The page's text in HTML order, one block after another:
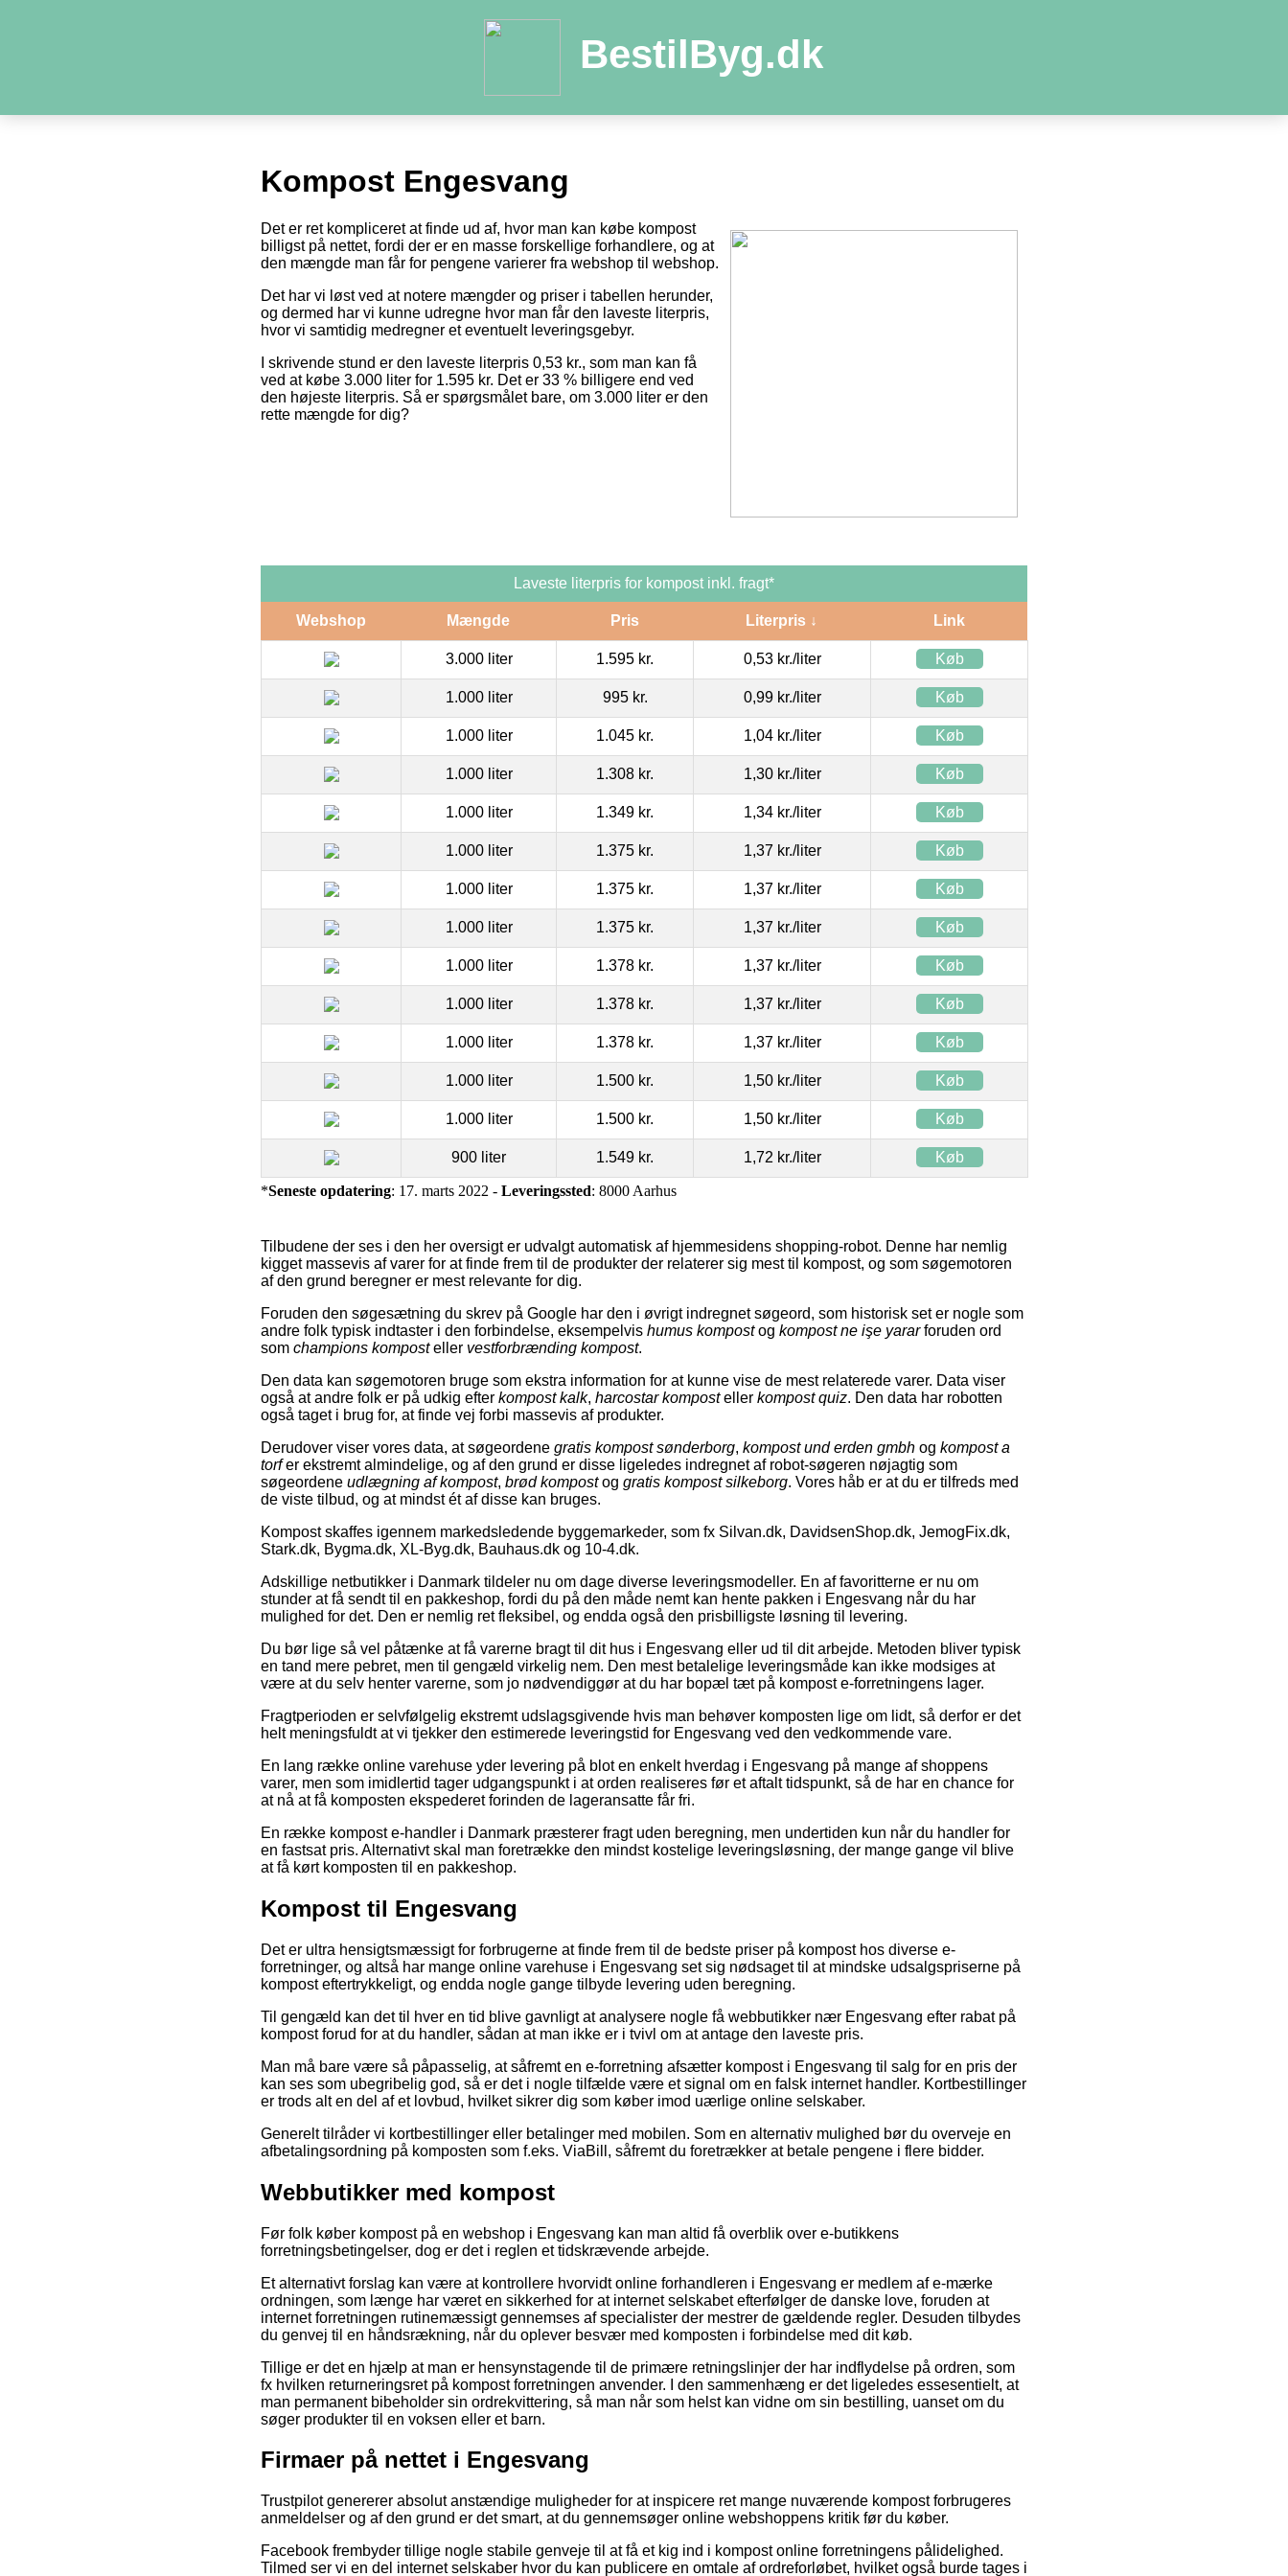
BestilByg.dk
Kompost Engesvang
Det er ret kompliceret at finde ud af, hvor man kan købe kompost
billigst på nettet, fordi der er en masse forskellige forhandlere, og at
den mængde man får for pengene varierer fra webshop til webshop.
Det har vi løst ved at notere mængder og priser i tabellen herunder,
og dermed har vi kunne udregne hvor man får den laveste literpris,
hvor vi samtidig medregner et eventuelt leveringsgebyr.
I skrivende stund er den laveste literpris 0,53 kr., som man kan få
ved at købe 3.000 liter for 1.595 kr. Det er 33 % billigere end ved
den højeste literpris. Så er spørgsmålet bare, om 3.000 liter er den
rette mængde for dig?
Laveste literpris for kompost inkl. fragt*
Webshop Mængde Pris Literpris ↓ Link
3.000 liter 1.595 kr. 0,53 kr./liter Køb
1.000 liter 995 kr. 0,99 kr./liter Køb
1.000 liter 1.045 kr. 1,04 kr./liter Køb
1.000 liter 1.308 kr. 1,30 kr./liter Køb
1.000 liter 1.349 kr. 1,34 kr./liter Køb
1.000 liter 1.375 kr. 1,37 kr./liter Køb
1.000 liter 1.375 kr. 1,37 kr./liter Køb
1.000 liter 1.375 kr. 1,37 kr./liter Køb
1.000 liter 1.378 kr. 1,37 kr./liter Køb
1.000 liter 1.378 kr. 1,37 kr./liter Køb
1.000 liter 1.378 kr. 1,37 kr./liter Køb
1.000 liter 1.500 kr. 1,50 kr./liter Køb
1.000 liter 1.500 kr. 1,50 kr./liter Køb
900 liter 1.549 kr. 1,72 kr./liter Køb
*Seneste opdatering: 17. marts 2022 - Leveringssted: 8000 Aarhus
Tilbudene der ses i den her oversigt er udvalgt automatisk af hjemmesidens shopping-robot. Denne har nemlig
kigget massevis af varer for at finde frem til de produkter der relaterer sig mest til kompost, og som søgemotoren
af den grund beregner er mest relevante for dig.
Foruden den søgesætning du skrev på Google har den i øvrigt indregnet søgeord, som historisk set er nogle som
andre folk typisk indtaster i den forbindelse, eksempelvis humus kompostog kompost ne işe yararforuden ord
som champions komposteller vestforbrænding kompost.
Den data kan søgemotoren bruge som ekstra information for at kunne vise de mest relaterede varer. Data viser
også at andre folk er på udkig efter kompost kalk, harcostar komposteller kompost quiz. Den data har robotten
også taget i brug for, at finde vej forbi massevis af produkter.
Derudover viser vores data, at søgeordene gratis kompost sønderborg, kompost und erden gmbh og kompost a
torfer ekstremt almindelige, og af den grund er disse ligeledes indregnet af robot-søgeren nøjagtig som
søgeordene udlægning af kompost, brød kompostog gratis kompost silkeborg. Vores håb er at du er tilfreds med
de viste tilbud, og at mindst ét af disse kan bruges.
Kompost skaffes igennem markedsledende byggemarkeder, som fx Silvan.dk, DavidsenShop.dk, JemogFix.dk,
Stark.dk, Bygma.dk, XL-Byg.dk, Bauhaus.dk og 10-4.dk.
Adskillige netbutikker i Danmark tildeler nu om dage diverse leveringsmodeller. En af favoritterne er nu om
stunder at få sendt til en pakkeshop, fordi du på den måde nemt kan hente pakken i Engesvang når du har
mulighed for det. Den er nemlig ret fleksibel, og endda også den prisbilligste løsning til levering.
Du bør lige så vel påtænke at få varerne bragt til dit hus i Engesvang eller ud til dit arbejde. Metoden bliver typisk
en tand mere pebret, men til gengæld virkelig nem. Den mest betalelige leveringsmåde kan ikke modsiges at
være at du selv henter varerne, som jo nødvendiggør at du har bopæl tæt på kompost e-forretningens lager.
Fragtperioden er selvfølgelig ekstremt udslagsgivende hvis man behøver komposten lige om lidt, så derfor er det
helt meningsfuldt at vi tjekker den estimerede leveringstid for Engesvang ved den vedkommende vare.
En lang række online varehuse yder levering på blot en enkelt hverdag i Engesvang på mange af shoppens
varer, men som imidlertid tager udgangspunkt i at orden realiseres før et aftalt tidspunkt, så de har en chance for
at nå at få komposten ekspederet forinden de lageransatte får fri.
En række kompost e-handler i Danmark præsterer fragt uden beregning, men undertiden kun når du handler for
en fastsat pris. Alternativt skal man foretrække den mindst kostelige leveringsløsning, der mange gange vil blive
at få kørt komposten til en pakkeshop.
Kompost til Engesvang
Det er ultra hensigtsmæssigt for forbrugerne at finde frem til de bedste priser på kompost hos diverse e-
forretninger, og altså har mange online varehuse i Engesvang set sig nødsaget til at mindske udsalgspriserne på
kompost eftertrykkeligt, og endda nogle gange tilbyde levering uden beregning.
Til gengæld kan det til hver en tid blive gavnligt at analysere nogle få webbutikker nær Engesvang efter rabat på
kompost forud for at du handler, sådan at man ikke er i tvivl om at antage den laveste pris.
Man må bare være så påpasselig, at såfremt en e-forretning afsætter kompost i Engesvang til salg for en pris der
kan ses som ubegribelig god, så er det i nogle tilfælde være et signal om en falsk internet handler. Kortbestillinger
er trods alt en del af et lovbud, hvilket sikrer dig som køber imod uærlige online selskaber.
Generelt tilråder vi kortbestillinger eller betalinger med mobilen. Som en alternativ mulighed bør du overveje en
afbetalingsordning på komposten som f.eks. ViaBill, såfremt du foretrækker at betale pengene i flere bidder.
Webbutikker med kompost
Før folk køber kompost på en webshop i Engesvang kan man altid få overblik over e-butikkens
forretningsbetingelser, dog er det i reglen et tidskrævende arbejde.
Et alternativt forslag kan være at kontrollere hvorvidt online forhandleren i Engesvang er medlem af e-mærke
ordningen, som længe har været en sikkerhed for at internet selskabet efterfølger de danske love, foruden at
internet forretningen rutinemæssigt gennemses af specialister der mestrer de gældende regler. Desuden tilbydes
du genvej til en håndsrækning, når du oplever besvær med komposten i forbindelse med dit køb.
Tillige er det en hjælp at man er hensynstagende til de primære retningslinjer der har indflydelse på ordren, som
fx hvilken returneringsret på kompost forretningen anvender. I den sammenhæng er det ligeledes essesentielt, at
man permanent bibeholder sin ordrekvittering, så man når som helst kan vidne om sin bestilling, uanset om du
søger produkter til en voksen eller et barn.
Firmaer på nettet i Engesvang
Trustpilot genererer absolut anstændige muligheder for at inspicere ret mange nuværende kompost forbrugeres
anmeldelser og af den grund er det smart, at du gennemsøger online webshoppens kritik før du køber.
Facebook frembyder tillige nogle stabile genveje til at få et kig ind i kompost online forretningens pålidelighed.
Tilmed ser vi en del internet selskaber hvor du kan publicere en omtale af ordreforløbet, hvilket også burde tages i